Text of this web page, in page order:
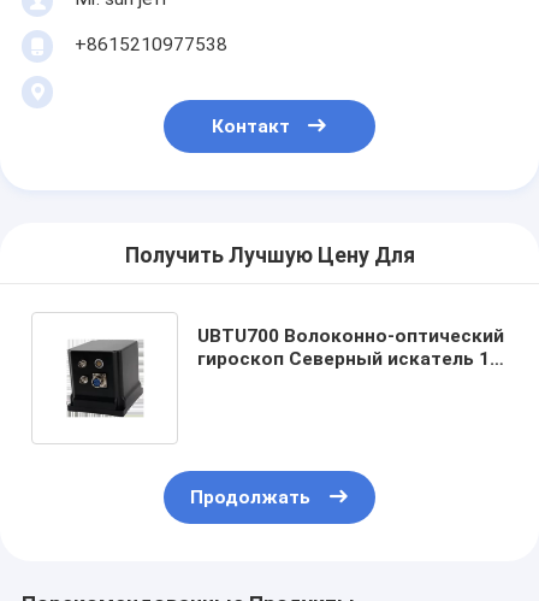
+8615210977538
Контакт
Получить Лучшую Цену Для
UBTU700 Волоконно-оптический
гироскоп Северный искатель 18
Продолжать